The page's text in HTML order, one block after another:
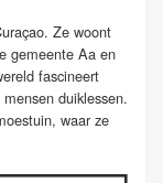
Ze woont
gemeente Aa en
fascineert
duiklessen.
waar ze